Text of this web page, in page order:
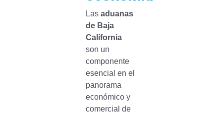
Las aduanas
de Baja
California
son un
componente
esencial en el
panorama
económico y
comercial de